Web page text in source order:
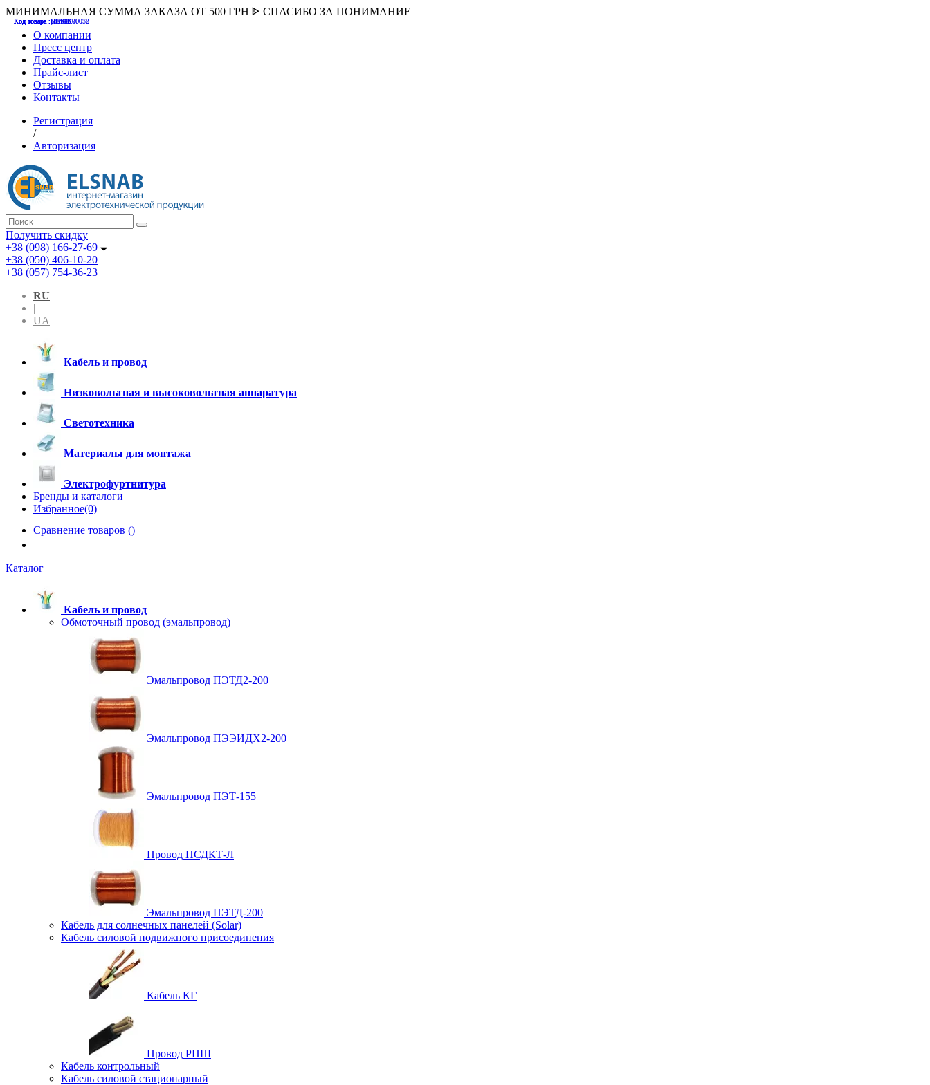
МИНИМАЛЬНАЯ СУММА ЗАКАЗА ОТ 500 ГРН ᐈ СПАСИБО ЗА ПОНИМАНИЕ
О компании
Пресс центр
Доставка и оплата
Прайс-лист
Отзывы
Контакты
Регистрация
/
Авторизация
Получить скидку
+38 (098) 166-27-69
+38 (050) 406-10-20
+38 (057) 754-36-23
RU
|
UA
Кабель и провод
Низковольтная и высоковольтная аппаратура
Светотехника
Материалы для монтажа
Электрофуртнитура
Бренды и каталоги
Избранное(0)
Сравнение товаров ()
Каталог
Кабель и провод
Обмоточный провод (эмальпровод)
Эмальпровод ПЭТД2-200
Эмальпровод ПЭЭИДХ2-200
Эмальпровод ПЭТ-155
Провод ПСДКТ-Л
Эмальпровод ПЭТД-200
Кабель для солнечных панелей (Solar)
Кабель силовой подвижного присоединения
Кабель КГ
Провод РПШ
Кабель контрольный
Кабель силовой стационарный
Код товара :507000
Код товара :HUK-K00058
Код товара :Т075177
Код товара :pnsv12
Код товара :HUK-K00072